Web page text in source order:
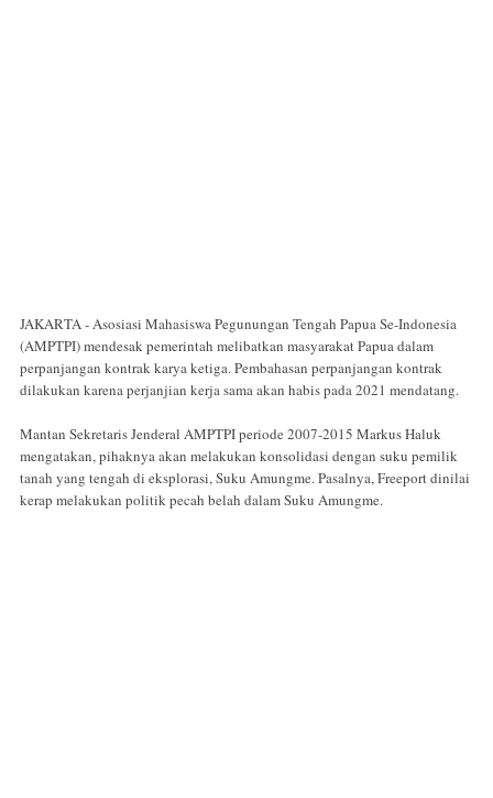
JAKARTA - Asosiasi Mahasiswa Pegunungan Tengah Papua Se-Indonesia
(AMPTPI) mendesak pemerintah melibatkan masyarakat Papua dalam
perpanjangan kontrak karya ketiga. Pembahasan perpanjangan kontrak
dilakukan karena perjanjian kerja sama akan habis pada 2021 mendatang.
Mantan Sekretaris Jenderal AMPTPI periode 2007-2015 Markus Haluk
mengatakan, pihaknya akan melakukan konsolidasi dengan suku pemilik
tanah yang tengah di eksplorasi, Suku Amungme. Pasalnya, Freeport dinilai
kerap melakukan politik pecah belah dalam Suku Amungme.